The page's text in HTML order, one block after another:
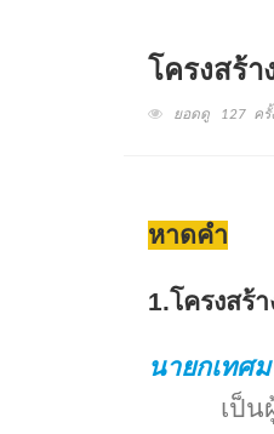
โครงสร้
ยอดดู 127 ครั้
หาดคำ
1.โครงสร้
นายกเทศ
เป็นผู้ที่ไ